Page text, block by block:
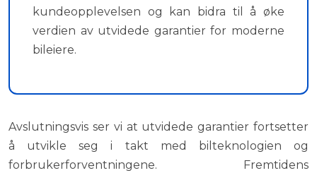
kundeopplevelsen og kan bidra til å øke
verdien av utvidede garantier for moderne
bileiere.
Avslutningsvis ser vi at utvidede garantier fortsetter
å utvikle seg i takt med bilteknologien og
forbrukerforventningene. Fremtidens